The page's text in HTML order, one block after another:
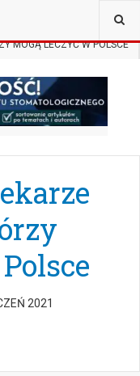
MOGĄ LECZYĆ W POLSCE
2021